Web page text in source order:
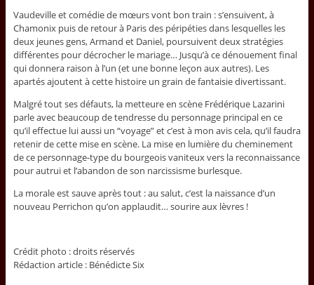
Vaudeville et comédie de mœurs vont bon train : s’ensuivent, à
Chamonix puis de retour à Paris des péripéties dans lesquelles les
deux jeunes gens, Armand et Daniel, poursuivent deux stratégies
différentes pour décrocher le mariage… Jusqu’à ce dénouement final
qui donnera raison à l’un (et une bonne leçon aux autres). Les
apartés ajoutent à cette histoire un grain de fantaisie divertissant.
Malgré tout ses défauts, la metteure en scène Frédérique Lazarini
parle avec beaucoup de tendresse du personnage principal en ce
qu’il effectue lui aussi un “voyage” et c’est à mon avis cela, qu’il faudra
retenir de cette mise en scène. La mise en lumière du cheminement
de ce personnage-type du bourgeois vaniteux vers la reconnaissance
pour autrui et l’abandon de son narcissisme burlesque.
La morale est sauve après tout : au salut, c’est la naissance d’un
nouveau Perrichon qu’on applaudit… sourire aux lèvres !
Crédit photo : droits réservés
Rédaction article : Bénédicte Six